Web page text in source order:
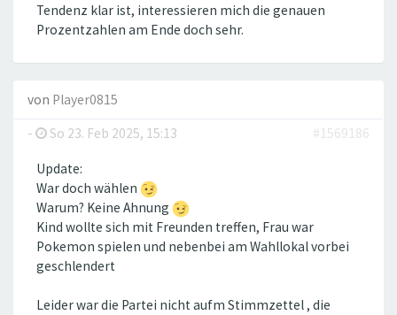
Tendenz klar ist, interessieren mich die genauen
Prozentzahlen am Ende doch sehr.
von Player0815
-
So 23. Feb 2025, 15:13 #1569186
Update:
War doch wählen
Warum? Keine Ahnung
Kind wollte sich mit Freunden treffen, Frau war
Pokemon spielen und nebenbei am Wahllokal vorbei
geschlendert
Leider war die Partei nicht aufm Stimmzettel , die